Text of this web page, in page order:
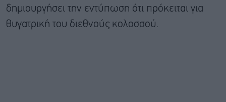
δημιουργήσει την εντύπωση ότι πρόκειται για
θυγατρική του διεθνούς κολοσσού.